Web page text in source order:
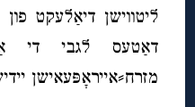
ליטווישן דיאַלעקט
דאַטעס לגבי די
מזרח⸗אייראָפּעאישן